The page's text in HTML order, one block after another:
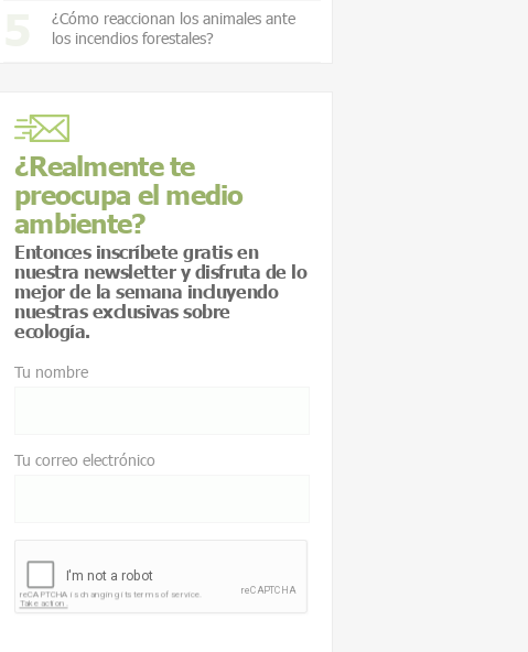
¿Cómo reaccionan los animales ante
los incendios forestales?
¿Realmente te
preocupa el medio
ambiente?
Entonces inscríbete gratis en
nuestra newsletter y disfruta de lo
mejor de la semana incluyendo
nuestras exclusivas sobre
ecología.
Tu nombre
Tu correo electrónico